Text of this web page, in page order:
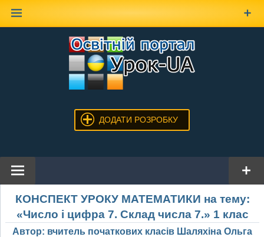
ДОДАТИ РОЗРОБКУ
КОНСПЕКТ УРОКУ МАТЕМАТИКИ на тему:
«Число і цифра 7. Склад числа 7.» 1 клас
Автор: вчитель початкових класів Шаляхіна Ольга